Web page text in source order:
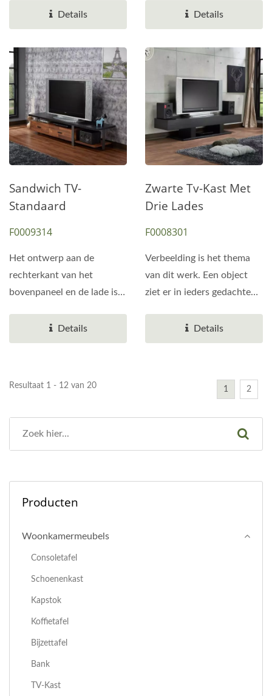
Details
landschap...Details
Sandwich TV-
Standaard
F0009314
Het ontwerp aan de
rechterkant van het
bovenpaneel en de lade is
Details
Zwarte Tv-Kast Met
Drie Lades
F0008301
Verbeelding is het thema
van dit werk. Een object
ziet er in ieders gedachten
Details
Resultaat 1 - 12 van 20 1 2
Producten
Woonkamermeubels
Consoletafel
Schoenenkast
Kapstok
Koffietafel
Bijzettafel
Bank
TV-Kast